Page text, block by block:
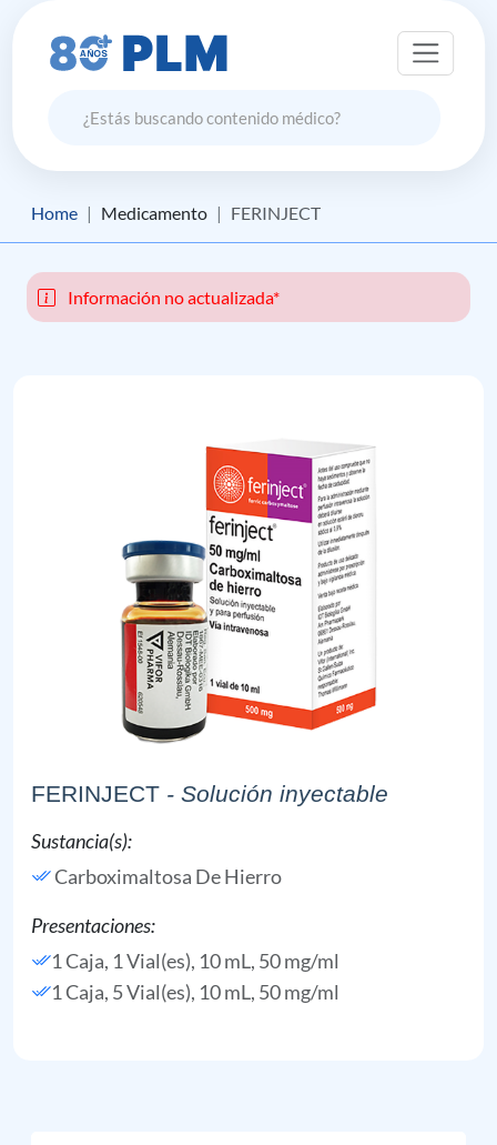
Home Medicamento FERINJECT
Información no actualizada*
FERINJECT - Solución inyectable
Sustancia(s):
Carboximaltosa De Hierro
Presentaciones:
1 Caja, 1 Vial(es), 10 mL, 50 mg/ml
1 Caja, 5 Vial(es), 10 mL, 50 mg/ml